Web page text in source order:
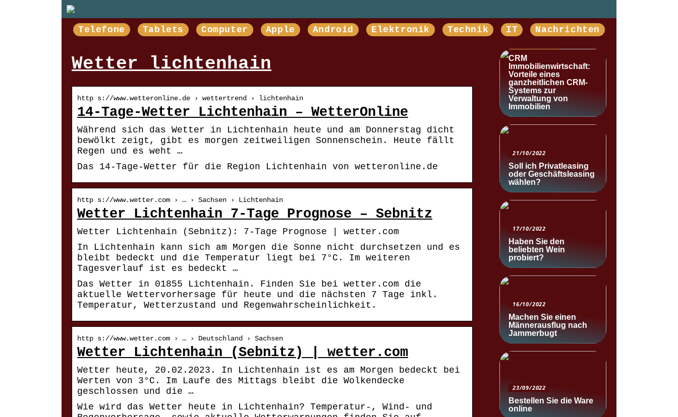
Telefone Tablets Computer Apple Android Elektronik Technik IT Nachrichten
Wetter lichtenhain
http s://www.wetteronline.de › wettertrend › lichtenhain
14-Tage-Wetter Lichtenhain – WetterOnline
Während sich das Wetter in Lichtenhain heute und am Donnerstag dicht
bewölkt zeigt, gibt es morgen zeitweiligen Sonnenschein. Heute fällt
Regen und es weht …
Das 14-Tage-Wetter für die Region Lichtenhain von wetteronline.de
http s://www.wetter.com › … › Sachsen › Lichtenhain
Wetter Lichtenhain 7-Tage Prognose – Sebnitz
Wetter Lichtenhain (Sebnitz): 7-Tage Prognose | wetter.com
In Lichtenhain kann sich am Morgen die Sonne nicht durchsetzen und es
bleibt bedeckt und die Temperatur liegt bei 7°C. Im weiteren
Tagesverlauf ist es bedeckt …
Das Wetter in 01855 Lichtenhain. Finden Sie bei wetter.com die
aktuelle Wettervorhersage für heute und die nächsten 7 Tage inkl.
Temperatur, Wetterzustand und Regenwahrscheinlichkeit.
http s://www.wetter.com › … › Deutschland › Sachsen
Wetter Lichtenhain (Sebnitz) | wetter.com
Wetter heute, 20.02.2023. In Lichtenhain ist es am Morgen bedeckt bei
Werten von 3°C. Im Laufe des Mittags bleibt die Wolkendecke
geschlossen und die …
Wie wird das Wetter heute in Lichtenhain? Temperatur-, Wind- und
CRM
Immobilienwirtschaft:
Vorteile eines
ganzheitlichen CRM-
Systems zur
Verwaltung von
Immobilien
21/10/2022
Soll ich Privatleasing
oder Geschäftsleasing
wählen?
17/10/2022
Haben Sie den
beliebten Wein
probiert?
16/10/2022
Machen Sie einen
Männerausflug nach
Jammerbugt
23/09/2022
Bestellen Sie die Ware
online